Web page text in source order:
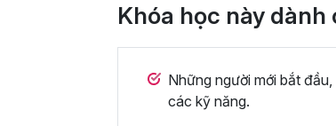
Khóa học này dành
Những người mới bắt
các kỹ năng.